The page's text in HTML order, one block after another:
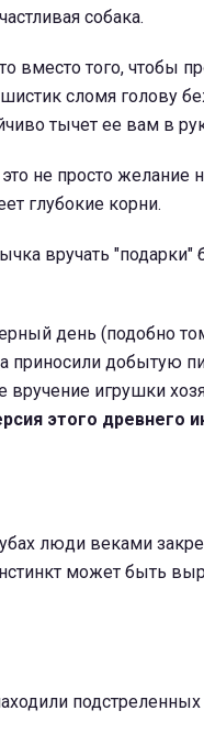
собака.
вместо того, чтобы
сломя голову
тычет ее вам в
не просто желание
глубокие корни.
вручать "подарки"
день (подобно
приносили добытую
игрушки
этого древнего
люди веками
может быть